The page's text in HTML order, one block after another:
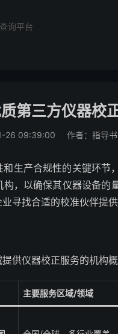
询平台
第三方仪器校
26 09:39:00 作者：指导书
生产合规性的关键环节
，以确保其仪器设备的
寻找合适的校准伙伴提供
供仪器校正服务的机构概
主要服务区域/领域